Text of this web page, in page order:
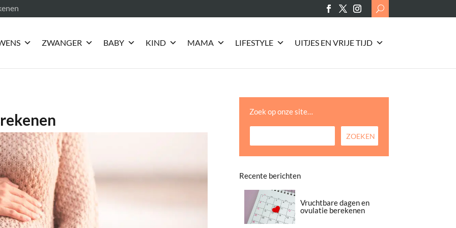
Search
for:
ZWANGER BABY KIND MAMA LIFESTYLE UITJES EN VRIJE TIJD
Zoek op onze site…
Recente berichten
Vruchtbare dagen en
ovulatie berekenen